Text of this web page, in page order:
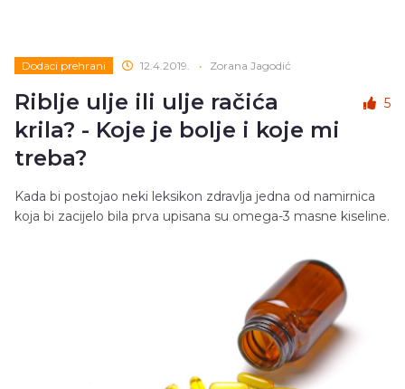
Dodaci prehrani 12.4.2019. • Zorana Jagodić
Riblje ulje ili ulje račića
krila? - Koje je bolje i koje mi
treba?
5
Kada bi postojao neki leksikon zdravlja jedna od namirnica
koja bi zacijelo bila prva upisana su omega-3 masne kiseline.